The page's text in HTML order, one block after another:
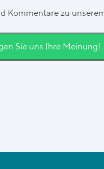
Kommentare zu
Sie uns Ihre Meinung!